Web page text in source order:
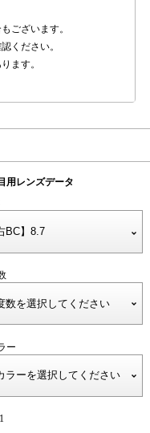
ございます。
ください。
ます。
用レンズデータ
ー